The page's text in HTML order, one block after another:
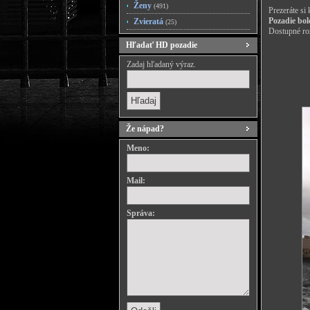
Ženy (491)
Zvieratá (25)
Hľadať HD pozadie
Zadaj hľadaný výraz.
Že nápad?
Meno:
Mail:
Správa:
Prezeráte
Pozadie
Dostupné